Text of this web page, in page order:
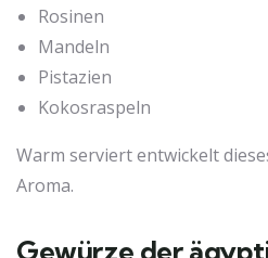
Rosinen
Mandeln
Pistazien
Kokosraspeln
Warm serviert entwickelt
Aroma.